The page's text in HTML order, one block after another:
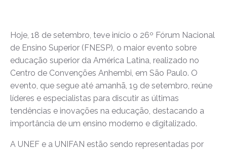
Hoje, 18 de setembro, teve início o 26º Fórum Nacional
de Ensino Superior (FNESP), o maior evento sobre
educação superior da América Latina, realizado no
Centro de Convenções Anhembi, em São Paulo. O
evento, que segue até amanhã, 19 de setembro, reúne
líderes e especialistas para discutir as últimas
tendências e inovações na educação, destacando a
importância de um ensino moderno e digitalizado.
A UNEF e a UNIFAN estão sendo representadas por